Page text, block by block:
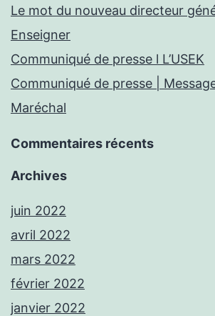
Le mot du nouveau directeur
Enseigner
Communiqué de presse l L’USEK
Communiqué de presse |
Maréchal
Commentaires récents
Archives
juin 2022
avril 2022
mars 2022
février 2022
janvier 2022